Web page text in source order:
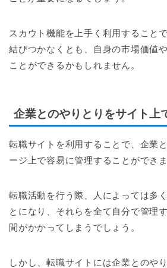
スカウト機能を上手く利用すること
結びつかなくとも、自身の市場価値
ことができるかもしれません。
企業とのやりとりをサイト上
転職サイトを利用することで、企業
ージ上で容易に管理することができま
転職活動を行う際、人によっては多
とになり、それらを全て自分で管理
間がかかってしまうでしょう。
しかし、転職サイトには企業とのや